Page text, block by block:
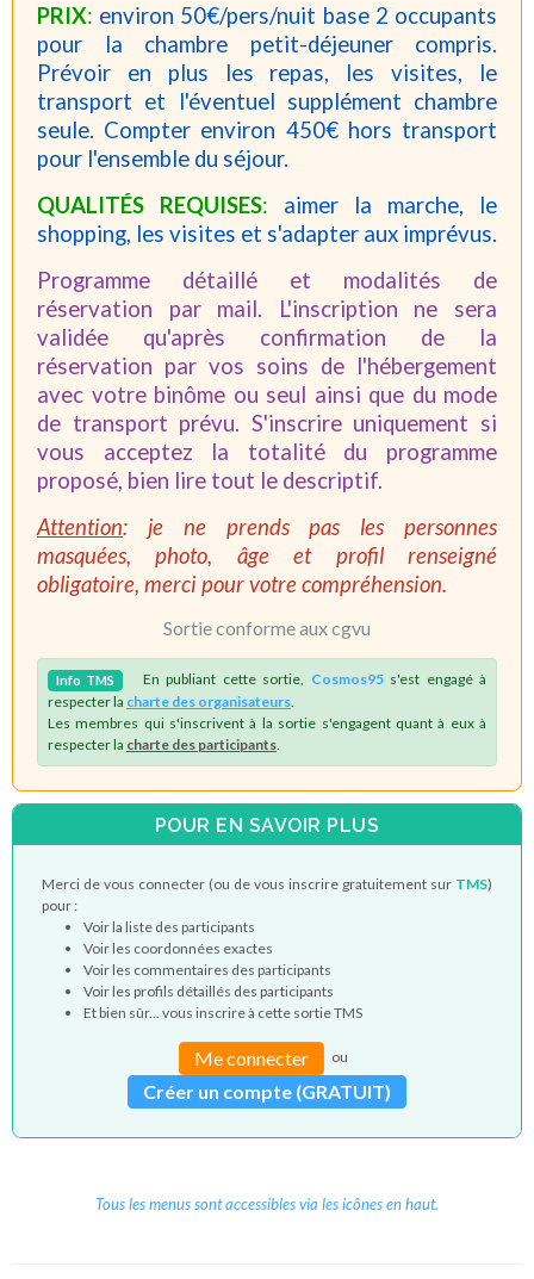
PRIX: environ 50€/pers/nuit base 2 occupants
pour la chambre petit-déjeuner compris.
Prévoir en plus les repas, les visites, le
transport et l'éventuel supplément chambre
seule. Compter environ 450€ hors transport
pour l'ensemble du séjour.
QUALITÉS REQUISES:
aimer la marche, le
shopping, les visites et s'adapter aux imprévus.
Programme détaillé et modalités de
réservation par mail. L'inscription ne sera
validée qu'après confirmation de la
réservation par vos soins de l'hébergement
avec votre binôme ou seul ainsi que du mode
de transport prévu. S'inscrire uniquement si
vous acceptez la totalité du programme
proposé, bien lire tout le descriptif.
Attention: je ne prends pas les personnes
masquées, photo, âge et profil renseigné
obligatoire, merci pour votre compréhension.
Sortie conforme aux cgvu
Info TMS En publiant cette sortie, Cosmos95s'est engagé à
respecter la charte des organisateurs
Les membres qui s'inscrivent à la sortie s'engagent quant à eux à
respecter la charte des participants
POUR EN SAVOIR PLUS
Merci de vous connecter (ou de vous inscrire gratuitement sur TMS)
pour :
Voir la liste des participants
Voir les coordonnées exactes
Voir les commentaires des participants
Voir les profils détaillés des participants
Et bien sûr... vous inscrire à cette sortie TMS
Me connecter ou
Créer un compte (GRATUIT)
Tous les menus sont accessibles via les icônes en haut.